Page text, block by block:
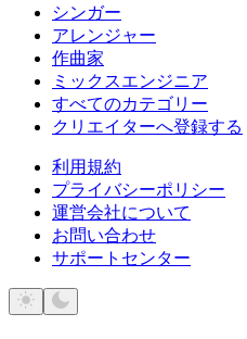
シンガー
アレンジャー
作曲家
ミックスエンジニア
すべてのカテゴリー
クリエイターへ登録する
利用規約
プライバシーポリシー
運営会社について
お問い合わせ
サポートセンター